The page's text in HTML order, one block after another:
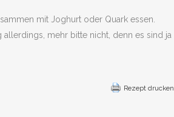
mit Joghurt oder Quark essen.
mehr bitte nicht, denn es sind ja
Rezept drucken